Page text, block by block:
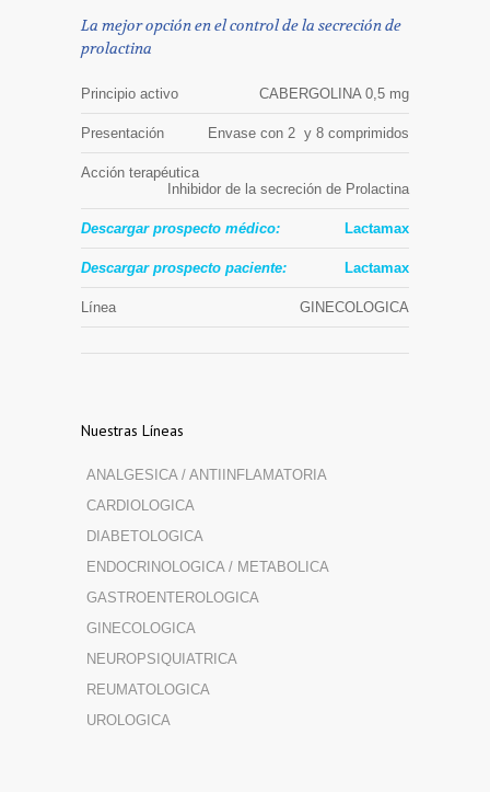
La mejor opción en el control de la secreción de
prolactina
Principio activo CABERGOLINA 0,5 mg
Presentación Envase con 2 y 8 comprimidos
Acción terapéutica
Inhibidor de la secreción de Prolactina
Descargar prospecto médico: Lactamax
Descargar prospecto paciente: Lactamax
Línea GINECOLOGICA
Nuestras Líneas
ANALGESICA / ANTIINFLAMATORIA
CARDIOLOGICA
DIABETOLOGICA
ENDOCRINOLOGICA / METABOLICA
GASTROENTEROLOGICA
GINECOLOGICA
NEUROPSIQUIATRICA
REUMATOLOGICA
UROLOGICA